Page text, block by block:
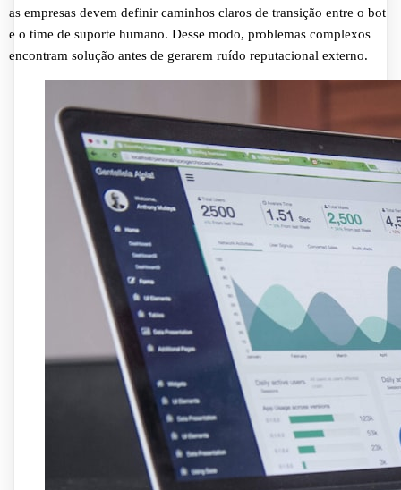
as empresas devem definir caminhos claros de transição entre o bot
e o time de suporte humano. Desse modo, problemas complexos
encontram solução antes de gerarem ruído reputacional externo.